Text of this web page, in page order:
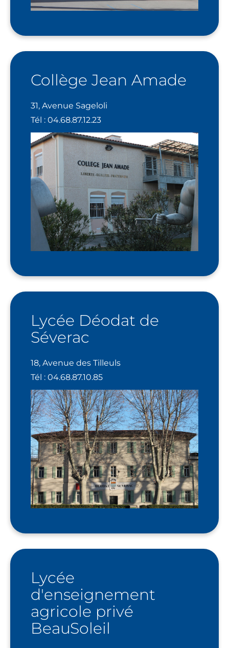
Collège Jean Amade
31, Avenue Sageloli
Tél : 04.68.87.12.23
Lycée Déodat de
Séverac
18, Avenue des Tilleuls
Tél : 04.68.87.10.85
Lycée
d'enseignement
agricole privé
BeauSoleil